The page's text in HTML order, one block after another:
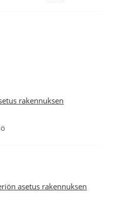
rakennuksen
asetus rakennuksen